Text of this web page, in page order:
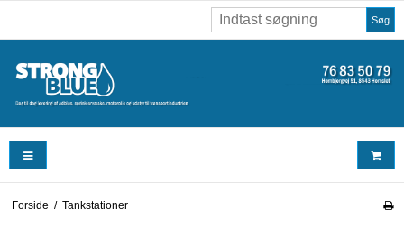
Søg
Forside / Tankstationer